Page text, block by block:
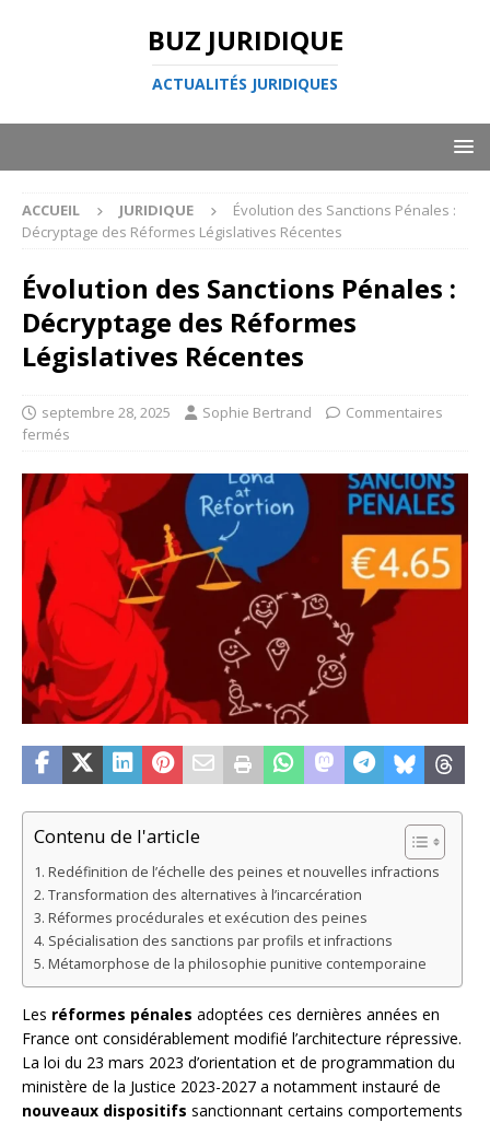
BUZ JURIDIQUE
ACTUALITÉS JURIDIQUES
ACCUEIL JURIDIQUE
Évolution des Sanctions Pénales :
Décryptage des Réformes Législatives Récentes
Évolution des Sanctions Pénales :
Décryptage des Réformes
Législatives Récentes
septembre 28, 2025 Sophie Bertrand
Commentaires
fermés
Contenu de l'article
Redéfinition de l’échelle des peines et nouvelles infractions
Transformation des alternatives à l’incarcération
Réformes procédurales et exécution des peines
Spécialisation des sanctions par profils et infractions
Métamorphose de la philosophie punitive contemporaine
Les réformes pénales adoptées ces dernières années en
France ont considérablement modifié l’architecture répressive.
La loi du 23 mars 2023 d’orientation et de programmation du
ministère de la Justice 2023-2027 a notamment instauré de
nouveaux dispositifs sanctionnant certains comportements